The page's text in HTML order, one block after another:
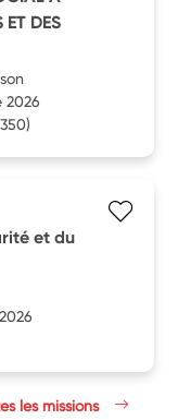
ET DES
2026
et du
les missions